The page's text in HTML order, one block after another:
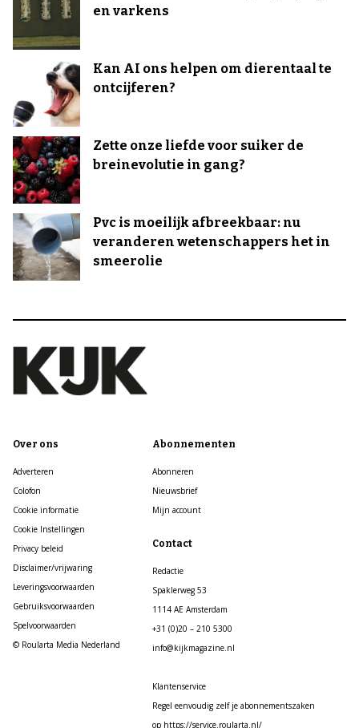
en varkens
Kan AI ons helpen om dierentaal te
ontcijferen?
Zette onze liefde voor suiker de
breinevolutie in gang?
Pvc is moeilijk afbreekbaar: nu
veranderen wetenschappers het in
smeerolie
Over ons
Adverteren
Colofon
Cookie informatie
Cookie Instellingen
Privacy beleid
Disclaimer/vrijwaring
Leveringsvoorwaarden
Gebruiksvoorwaarden
Spelvoorwaarden
© Roularta Media Nederland
Abonnementen
Abonneren
Nieuwsbrief
Mijn account
Contact
Redactie
Spaklerweg 53
1114 AE Amsterdam
+31 (0)20 – 210 5300
info@kijkmagazine.nl
Klantenservice
Regel eenvoudig zelf je abonnementszaken
op https://service.roularta.nl/